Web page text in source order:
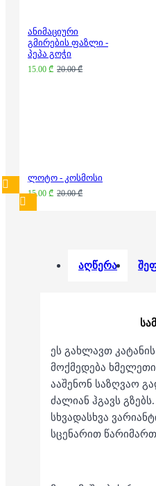
ანიმაციური
გმირების ფაზლი -
პეპა გოჭი
15.00 ₾ 20.00 ₾
ლოტო - კოსმოსი
15.00 ₾ 20.00 ₾
აღწერა
ეს გახლავთ
მოქმედება
ააშენონ საზღვაო
ძალიან ჰგავს
სხვადასხვა
სცენარით